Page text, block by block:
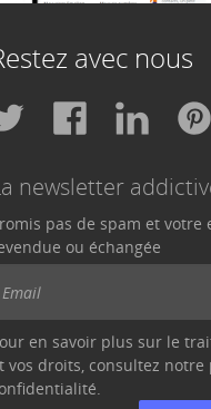
avec nous
newsletter
pas de spam et votre
ou échangée
en savoir plus sur le
vos droits, consultez
.